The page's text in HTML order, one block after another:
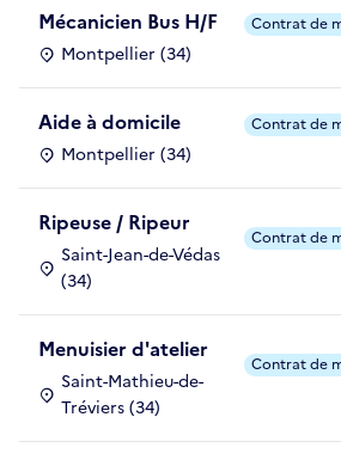
Mécanicien Bus H/F
Montpellier (34)
Contrat de
Aide à domicile
Montpellier (34)
Contrat de
Ripeuse / Ripeur
Saint-Jean-de-Védas
(34)
Contrat de
Menuisier d'atelier
Saint-Mathieu-de-
Tréviers (34)
Contrat de